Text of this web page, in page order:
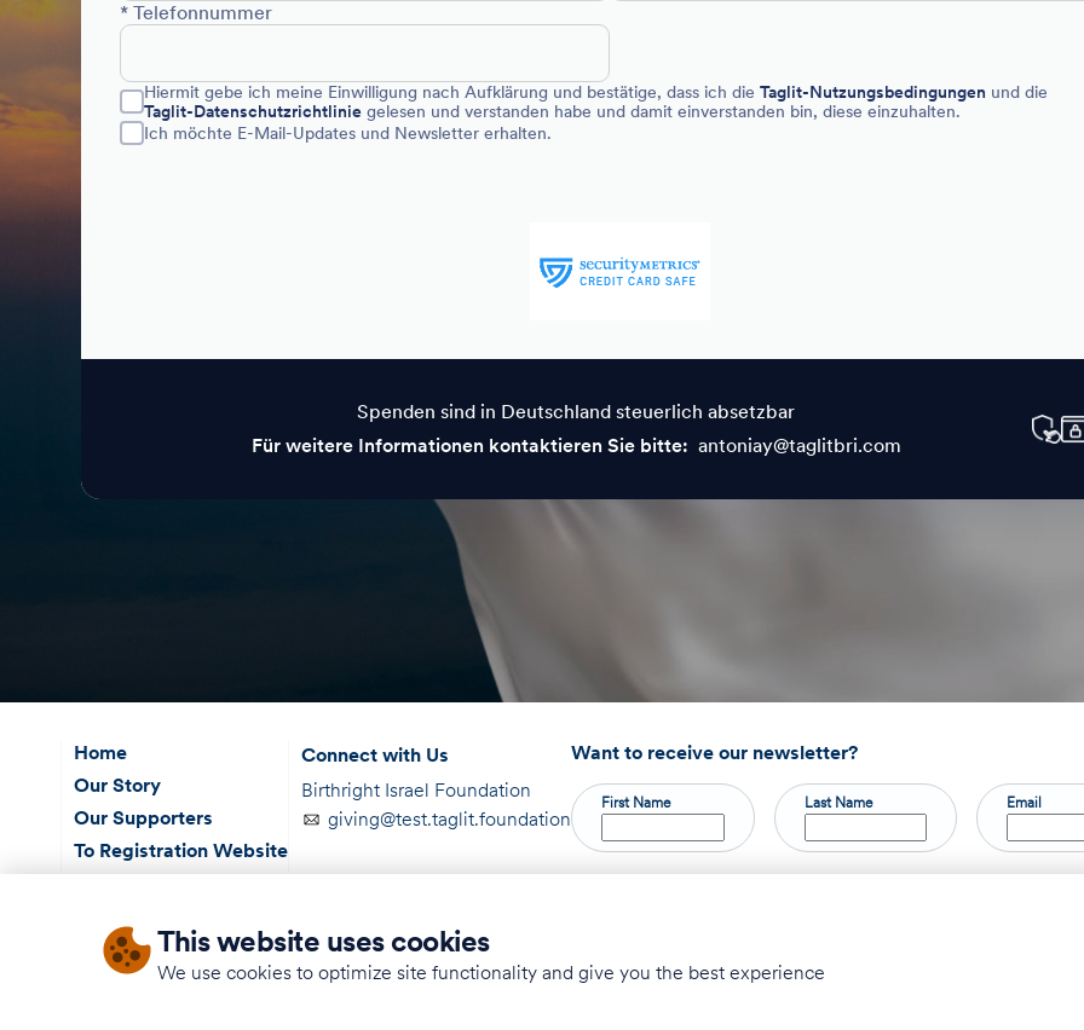
* Telefonnummer
Hiermit gebe ich meine Einwilligung nach Aufklärung und bestätige, dass ich dieTaglit-Nutzungsbedingungen und die
Taglit-Datenschutzrichtlinie gelesen und verstanden habe und damit einverstanden bin, diese einzuhalten.
Ich möchte E-Mail-Updates und Newsletter erhalten.
Spenden sind in Deutschland steuerlich absetzbar
Für weitere Informationen kontaktieren Sie bitte: antoniay@taglitbri.com
Home
Our Story
Our Supporters
To Registration Website
Connect with Us
Birthright Israel Foundation
giving@test.taglit.foundation
Want to receive our newsletter?
First Name Last Name Email
Terms of Use
This website uses cookies
We use cookies to optimize site functionality and give you the best experience